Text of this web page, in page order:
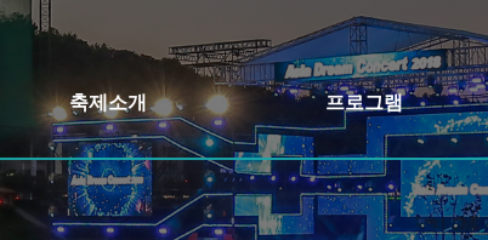
축제소개
축제개요
프로그램
개막식&축하콘서트